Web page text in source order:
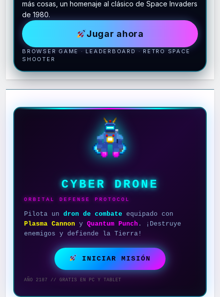
más cosas, un homenaje al clásico de Space Invaders
de 1980.
Jugar ahora
BROWSER GAME · LEADERBOARD · RETRO SPACE
SHOOTER
CYBER DRONE
ORBITAL DEFENSE PROTOCOL
Pilota un dron de combate equipado con
Plasma Cannon y Quantum Punch . ¡Destruye
enemigos y defiende la Tierra!
INICIAR MISIÓN
AÑO 2187 // GRATIS EN PC Y TABLET